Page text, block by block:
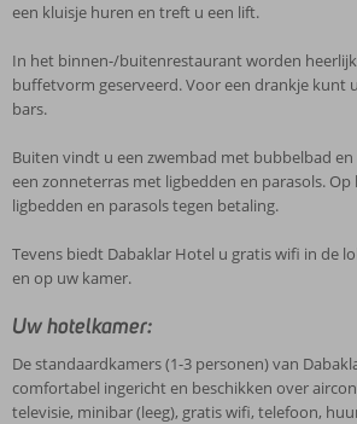
een kluisje huren en treft u een lift.
In het binnen-/buitenrestaurant worden
buffetvorm geserveerd. Voor een drankje kunt
bars.
Buiten vindt u een zwembad met bubbelbad
een zonneterras met ligbedden en parasols.
ligbedden en parasols tegen betaling.
Tevens biedt Dabaklar Hotel u gratis wifi in de
en op uw kamer.
Uw hotelkamer:
De standaardkamers (1-3 personen) van
comfortabel ingericht en beschikken over
televisie, minibar (leeg), gratis wifi, telefoon,